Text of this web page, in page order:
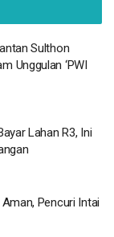
Aman, Pencuri
Valet Parking,
Dipanggil
Sulthon
Unggulan ‘PWI
Lahan R3, Ini
Pencuri Intai